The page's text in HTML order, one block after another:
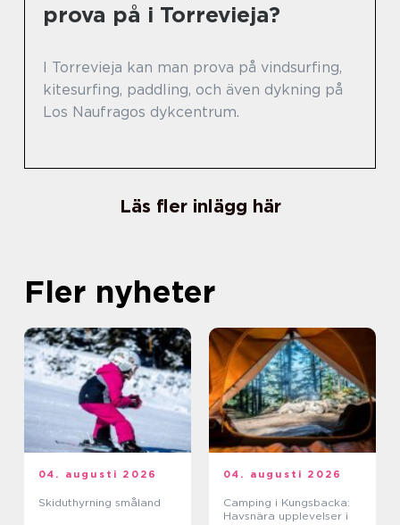
prova på i Torrevieja?
I Torrevieja kan man prova på vindsurfing,
kitesurfing, paddling, och även dykning på
Los Naufragos dykcentrum.
Läs fler inlägg här
Fler nyheter
04. augusti 2026
Skiduthyrning småland
04. augusti 2026
Camping i Kungsbacka:
Havsnära upplevelser i